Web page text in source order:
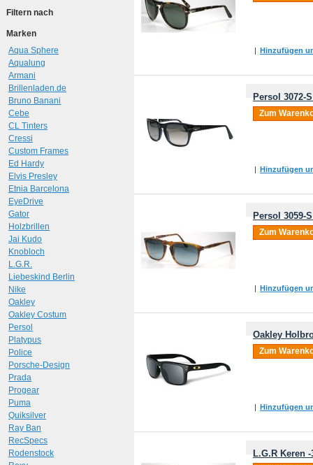
| Hinzufügen
Persol 3072-
Zum
| Hinzufügen
Persol 3059-
Zum
| Hinzufügen
Oakley
Zum
| Hinzufügen
L.G.R Keren -
Filtern nach
Marken
Aqua Sphere
Aqualung
Armani
Brillenladen.de
Bruno Banani
Cebe
CL Tinters
Cressi
Custom Frames
Ed Hardy
Elvis Presley
Etnia Barcelona
EyeDrive
Gator
Holzbrillen
Jai Kudo
Knobloch
L.G.R.
Liebeskind Berlin
Nike
Oakley
Oakley Costum
Persol
Platypus
Police
Porsche-Design
Prada
Progear
Puma
Quiksilver
Ray Ban
RecSpecs
Rodenstock